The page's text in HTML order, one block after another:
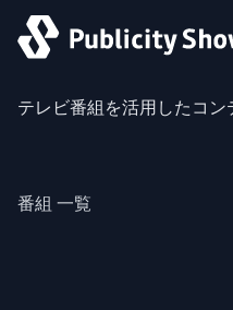
テレビ番組を活用したコ
番組 一覧